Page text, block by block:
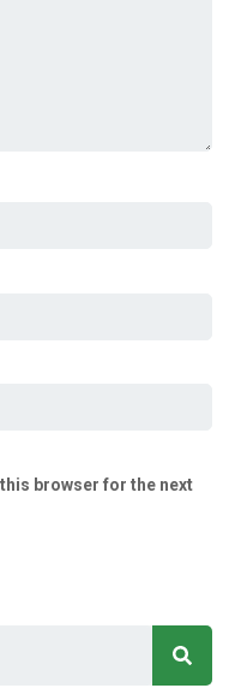
browser for the next